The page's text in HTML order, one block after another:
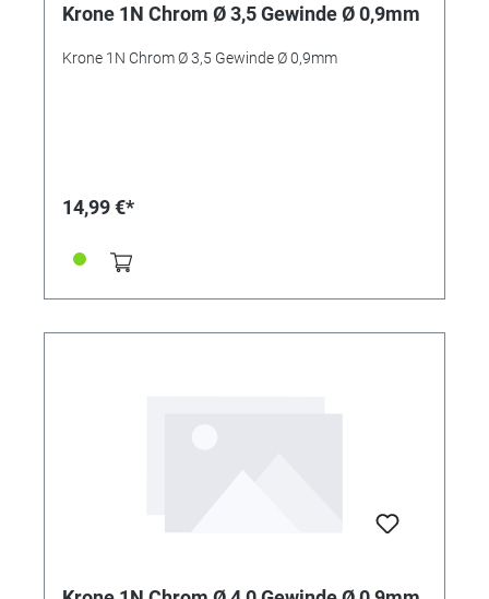
Krone 1N Chrom Ø 3,5 Gewinde Ø 0,9mm
Krone 1N Chrom Ø 3,5 Gewinde Ø 0,9mm
14,99 €*